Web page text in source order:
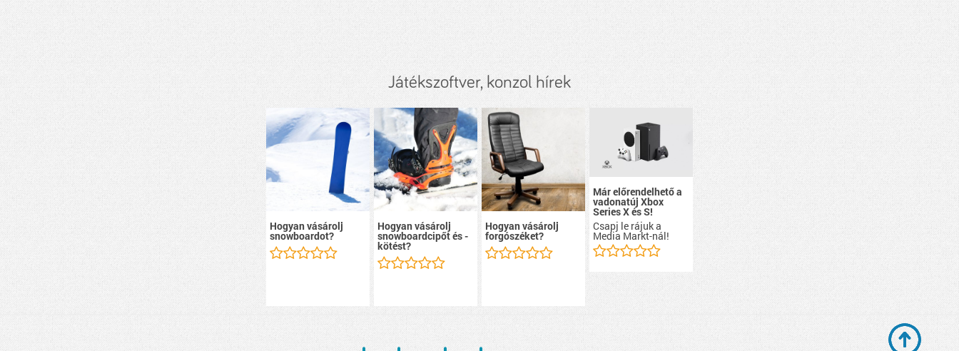
Játékszoftver, konzol hírek
Hogyan vásárolj
snowboardot?
Hogyan vásárolj
snowboardcipőt és -
kötést?
Hogyan vásárolj
forgószéket?
Már előrendelhető a
vadonatúj Xbox
Series X és S!
Csapj le rájuk a
Media Markt-nál!